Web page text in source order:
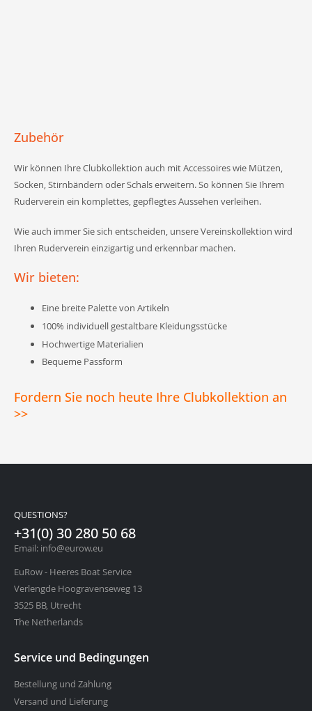
Zubehör
Wir können Ihre Clubkollektion auch mit Accessoires wie Mützen,
Socken, Stirnbändern oder Schals erweitern. So können Sie Ihrem
Ruderverein ein komplettes, gepflegtes Aussehen verleihen.
Wie auch immer Sie sich entscheiden, unsere Vereinskollektion wird
Ihren Ruderverein einzigartig und erkennbar machen.
Wir bieten:
Eine breite Palette von Artikeln
100% individuell gestaltbare Kleidungsstücke
Hochwertige Materialien
Bequeme Passform
Fordern Sie noch heute Ihre Clubkollektion an
>>
QUESTIONS?
+31(0) 30 280 50 68
Email: info@eurow.eu
EuRow - Heeres Boat Service
Verlengde Hoogravenseweg 13
3525 BB, Utrecht
The Netherlands
Service und Bedingungen
Bestellung und Zahlung
Versand und Lieferung